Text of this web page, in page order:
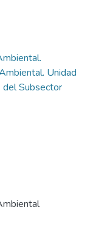
Unidad
Subsector